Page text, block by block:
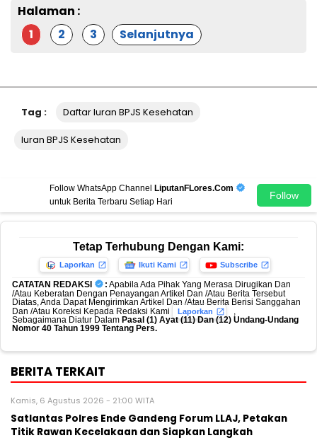
Halaman :
1
2 3 Selanjutnya
Tag : Daftar Iuran BPJS Kesehatan
Iuran BPJS Kesehatan
Follow WhatsApp Channel LiputanFLores.Com
untuk Berita Terbaru Setiap Hari
Follow
Tetap Terhubung Dengan Kami:
Laporkan Ikuti Kami Subscribe
CATATAN REDAKSI : Apabila Ada Pihak Yang Merasa Dirugikan Dan
/Atau Keberatan Dengan Penayangan Artikel Dan /Atau Berita Tersebut
Diatas, Anda Dapat Mengirimkan Artikel Dan /Atau Berita Berisi Sanggahan
Dan /Atau Koreksi Kepada Redaksi Kami
Laporkan
Sebagaimana Diatur Dalam Pasal (1) Ayat (11) Dan (12) Undang-Undang
Nomor 40 Tahun 1999 Tentang Pers.
BERITA TERKAIT
Kamis, 6 Agustus 2026 - 21:00 WITA
Satlantas Polres Ende Gandeng Forum LLAJ, Petakan
Titik Rawan Kecelakaan dan Siapkan Langkah